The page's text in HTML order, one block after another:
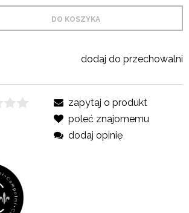
DO KOSZYKA
dodaj do przechowalni
zapytaj o produkt
poleć znajomemu
dodaj opinię